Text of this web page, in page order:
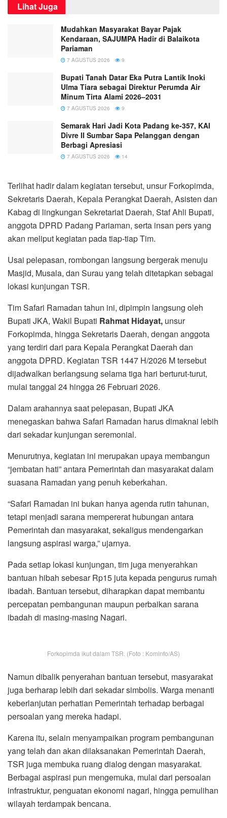
Lihat Juga
Mudahkan Masyarakat Bayar Pajak
Kendaraan, SAJUMPA Hadir di Balaikota
Pariaman
7 AGUSTUS 2026 9
Bupati Tanah Datar Eka Putra Lantik Inoki
Ulma Tiara sebagai Direktur Perumda Air
Minum Tirta Alami 2026–2031
7 AGUSTUS 2026 9
Semarak Hari Jadi Kota Padang ke-357, KAI
Divre II Sumbar Sapa Pelanggan dengan
Berbagi Apresiasi
7 AGUSTUS 2026 14
Terlihat hadir dalam kegiatan tersebut, unsur Forkopimda,
Sekretaris Daerah, Kepala Perangkat Daerah, Asisten dan
Kabag di lingkungan Sekretariat Daerah, Staf Ahli Bupati,
anggota DPRD Padang Pariaman, serta insan pers yang
akan meliput kegiatan pada tiap-tiap Tim.
Usai pelepasan, rombongan langsung bergerak menuju
Masjid, Musala, dan Surau yang telah ditetapkan sebagai
lokasi kunjungan TSR.
Tim Safari Ramadan tahun ini, dipimpin langsung oleh
Bupati JKA, Wakil Bupati Rahmat Hidayat, unsur
Forkopimda, hingga Sekretaris Daerah, dengan anggota
yang terdiri dari para Kepala Perangkat Daerah dan
anggota DPRD. Kegiatan TSR 1447 H/2026 M tersebut
dijadwalkan berlangsung selama tiga hari berturut-turut,
mulai tanggal 24 hingga 26 Februari 2026.
Dalam arahannya saat pelepasan, Bupati JKA
menegaskan bahwa Safari Ramadan harus dimaknai lebih
dari sekadar kunjungan seremonial.
Menurutnya, kegiatan ini merupakan upaya membangun
“jembatan hati” antara Pemerintah dan masyarakat dalam
suasana Ramadan yang penuh keberkahan.
“Safari Ramadan ini bukan hanya agenda rutin tahunan,
tetapi menjadi sarana mempererat hubungan antara
Pemerintah dan masyarakat, sekaligus mendengarkan
langsung aspirasi warga,” ujarnya.
Pada setiap lokasi kunjungan, tim juga menyerahkan
bantuan hibah sebesar Rp15 juta kepada pengurus rumah
ibadah. Bantuan tersebut, diharapkan dapat membantu
percepatan pembangunan maupun perbaikan sarana
ibadah di masing-masing Nagari.
Forkopimda ikut dalam TSR. (Foto : Kominfo/AS)
Namun dibalik penyerahan bantuan tersebut, masyarakat
juga berharap lebih dari sekadar simbolis. Warga menanti
keberlanjutan perhatian Pemerintah terhadap berbagai
persoalan yang mereka hadapi.
Karena itu, selain menyampaikan program pembangunan
yang telah dan akan dilaksanakan Pemerintah Daerah,
TSR juga membuka ruang dialog dengan masyarakat.
Berbagai aspirasi pun mengemuka, mulai dari persoalan
infrastruktur, penguatan ekonomi nagari, hingga pemulihan
wilayah terdampak bencana.